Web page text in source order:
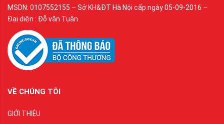
MSDN: 0107552155 – Sở KH&ĐT Hà Nội cấp ngày 05-09-2016 –
Đại diện : Đỗ văn Tuân
VỀ CHÚNG TÔI
GIỚI THIỆU